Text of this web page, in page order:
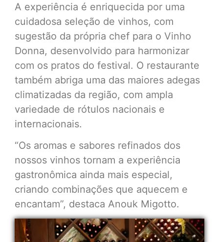
A experiência é enriquecida por uma
cuidadosa seleção de vinhos, com
sugestão da própria chef para o Vinho
Donna, desenvolvido para harmonizar
com os pratos do festival. O restaurante
também abriga uma das maiores adegas
climatizadas da região, com ampla
variedade de rótulos nacionais e
internacionais.
“Os aromas e sabores refinados dos
nossos vinhos tornam a experiência
gastronômica ainda mais especial,
criando combinações que aquecem e
encantam”, destaca Anouk Migotto.